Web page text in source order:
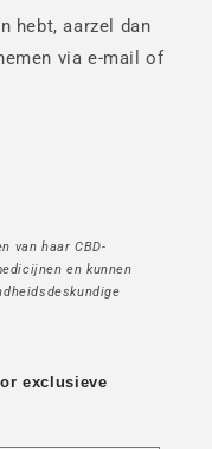
hebt, aarzel dan
via e-mail of
van haar CBD-
en kunnen
exclusieve